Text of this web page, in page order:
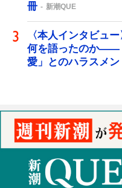
冊
新潮QUE
〈本人インタビュ
何を語ったのか――
愛」とのハラスメ